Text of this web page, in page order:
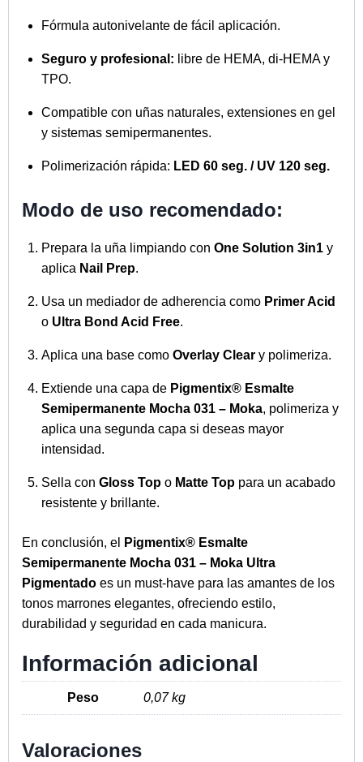
Fórmula autonivelante de fácil aplicación.
Seguro y profesional: libre de HEMA, di-HEMA y
TPO.
Compatible con uñas naturales, extensiones en gel
y sistemas semipermanentes.
Polimerización rápida: LED 60 seg. / UV 120 seg.
Modo de uso recomendado:
Prepara la uña limpiando con One Solution 3in1 y
aplica Nail Prep.
Usa un mediador de adherencia como Primer Acid
o Ultra Bond Acid Free.
Aplica una base como Overlay Clear y polimeriza.
Extiende una capa de Pigmentix® Esmalte
Semipermanente Mocha 031 – Moka, polimeriza y
aplica una segunda capa si deseas mayor
intensidad.
Sella con Gloss Top o Matte Top para un acabado
resistente y brillante.
En conclusión, el
Pigmentix® Esmalte
Semipermanente Mocha 031 – Moka Ultra
Pigmentado es un must-have para las amantes de los
tonos marrones elegantes, ofreciendo estilo,
durabilidad y seguridad en cada manicura.
Información adicional
Peso 0,07 kg
Valoraciones